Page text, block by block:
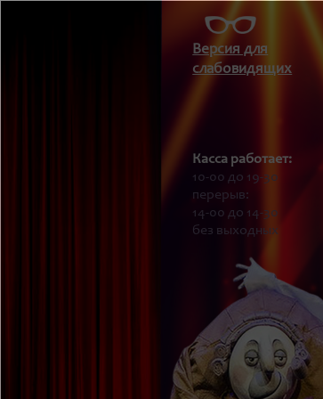
Касса работает:
10-00 до 19-30
перерыв:
14-00 до 14-30
без выходных
Версия для
слабовидящих